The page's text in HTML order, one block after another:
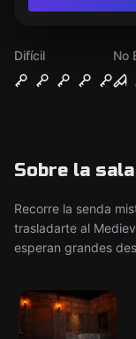
Difícil
No
Sobre la
Recorre la senda
trasladarte al
esperan grandes